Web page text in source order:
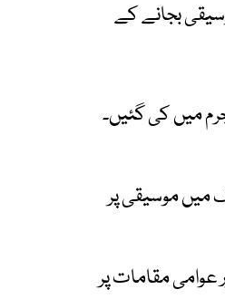
بجانے کے
میں کی گئیں۔
ملک میں موسیقی پر
عوامی مقامات پر